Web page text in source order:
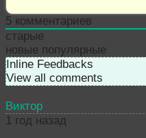
5 комментариев
старые
новые популярные
Inline Feedbacks
View all comments
Виктор
1 год назад